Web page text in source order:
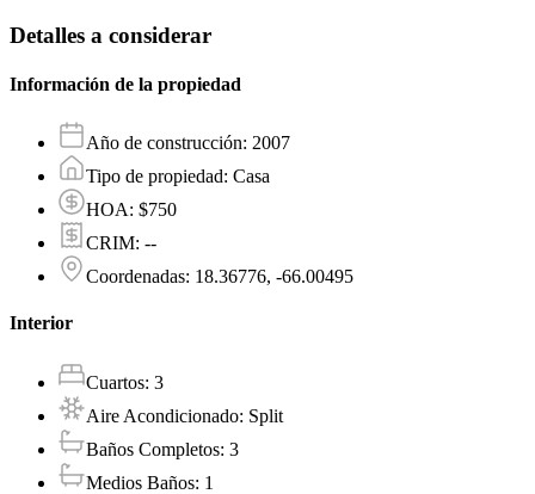
Detalles a considerar
Información de la propiedad
Año de construcción: 2007
Tipo de propiedad: Casa
HOA: $750
CRIM: --
Coordenadas: 18.36776, -66.00495
Interior
Cuartos: 3
Aire Acondicionado: Split
Baños Completos: 3
Medios Baños: 1